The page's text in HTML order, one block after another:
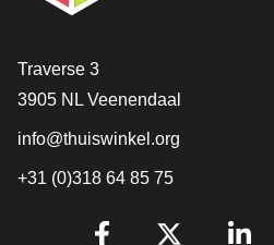
Contact
Traverse 3
3905 NL Veenendaal
info@thuiswinkel.org
+31 (0)318 64 85 75
Volg je ons al?